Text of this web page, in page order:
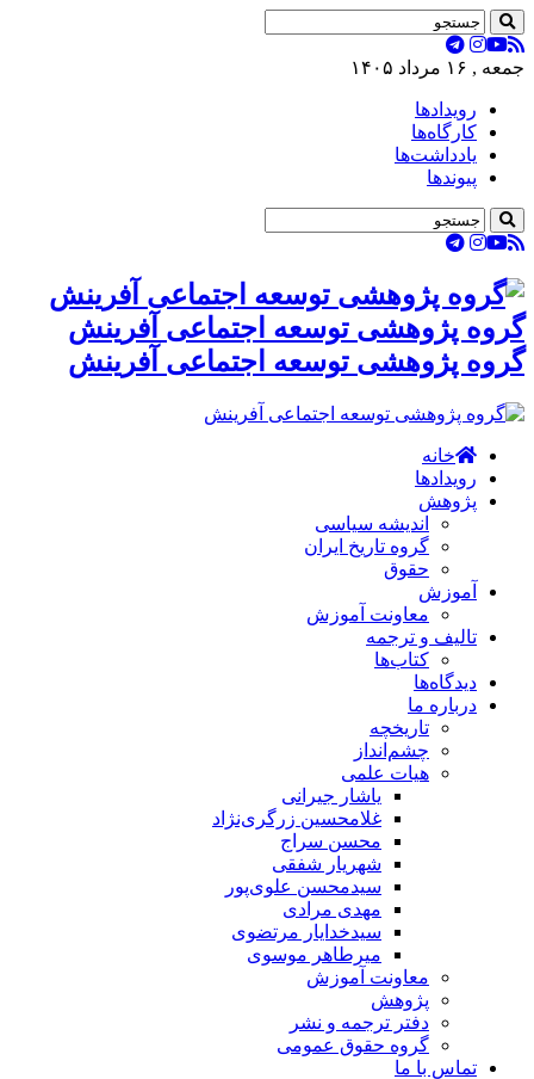
جمعه , ۱۶ مرداد ۱۴۰۵
رویدادها
کارگاه‌ها
یادداشت‌ها
پیوندها
گروه پژوهشی توسعه اجتماعی آفرینش
گروه پژوهشی توسعه اجتماعی آفرینش
خانه
رویدادها
پژوهش
اندیشه سیاسی
گروه تاریخ ایران
حقوق
آموزش
معاونت آموزش
تالیف و ترجمه
کتاب‌ها
دیدگاه‌ها
درباره ما
تاریخچه
چشم‌انداز
هیات علمی
یاشار جیرانی
غلامحسین زرگری‌نژاد
محسن سراج
شهریار شفقی
سیدمحسن علوی‌پور
مهدی مرادی
سیدخدایار مرتضوی
میرطاهر موسوی
معاونت آموزش
پژوهش
دفتر ترجمه و نشر
گروه حقوق عمومی
تماس با ما